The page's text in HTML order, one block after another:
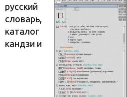
русский
словарь,
каталог
кандзи и